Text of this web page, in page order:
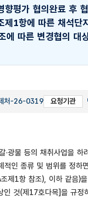
평가 협의완료 후
제1항에 따른 채석
따른 변경협의 대
처-26-0319 요청기관
·광물 등의 채취사업을
인 종류 및 범위를 정하
제1항 참조), 이하 같음
것(제17호다목]을 규정